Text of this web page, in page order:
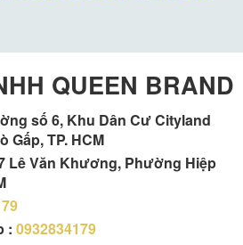
QUEEN BRAND
số 6, Khu Dân Cư Cityland
Gấp, TP. HCM
Lê Văn Khương, Phường Hiệp
: 0932834179